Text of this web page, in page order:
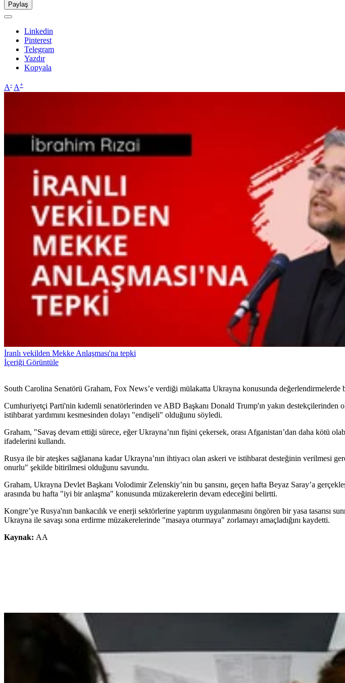
Paylaş
Linkedin
Pinterest
Telegram
Yazdır
Kopyala
A- A+
İranlı vekilden Mekke Anlaşması'na tepki
İçeriği Görüntüle
South Carolina Senatörü Graham, Fox News’e verdiği mülakatta Ukrayna konusunda değerlendirmelerde
Cumhuriyetçi Parti'nin kıdemli senatörlerinden ve ABD Başkanı Donald Trump'ın yakın
istihbarat yardımını kesmesinden dolayı "endişeli" olduğunu söyledi.
Graham, "Savaş devam ettiği sürece, eğer Ukrayna’nın fişini çekersek, orası Afganistan’dan daha kötü
ifadelerini kullandı.
Rusya ile bir ateşkes sağlanana kadar Ukrayna’nın ihtiyacı olan askeri ve istihbarat desteğinin verilmesi
onurlu" şekilde bitirilmesi olduğunu savundu.
Graham, Ukrayna Devlet Başkanı Volodimir Zelenskiy’nin bu şansını, geçen hafta Beyaz Saray’a
arasında bu hafta "iyi bir anlaşma" konusunda müzakerelerin devam edeceğini belirtti.
Kongre’ye Rusya'nın bankacılık ve enerji sektörlerine yaptırım uygulanmasını öngören bir yasa tasarısı
Ukrayna ile savaşı sona erdirme müzakerelerinde "masaya oturmaya" zorlamayı amaçladığını kaydetti.
Kaynak: AA